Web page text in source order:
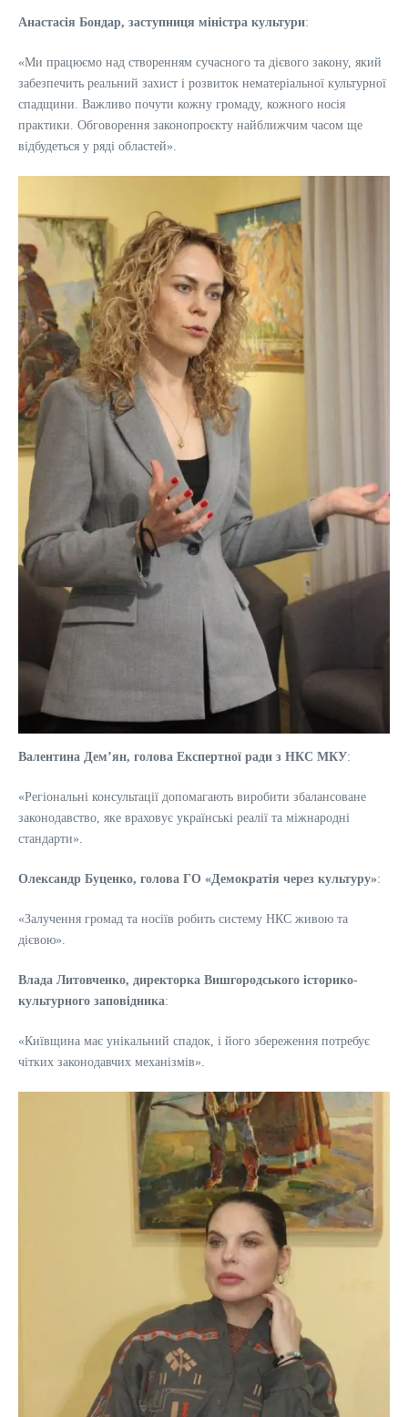
Анастасія Бондар, заступниця міністра культури:
«Ми працюємо над створенням сучасного та дієвого закону, який
забезпечить реальний захист і розвиток нематеріальної культурної
спадщини. Важливо почути кожну громаду, кожного носія
практики. Обговорення законопроєкту найближчим часом ще
відбудеться у ряді областей».
Валентина Демʼян, голова Експертної ради з НКС МКУ:
«Регіональні консультації допомагають виробити збалансоване
законодавство, яке враховує українські реалії та міжнародні
стандарти».
Олександр Буценко, голова ГО «Демократія через культуру»:
«Залучення громад та носіїв робить систему НКС живою та
дієвою».
Влада Литовченко, директорка Вишгородського історико-
культурного заповідника:
«Київщина має унікальний спадок, і його збереження потребує
чітких законодавчих механізмів».